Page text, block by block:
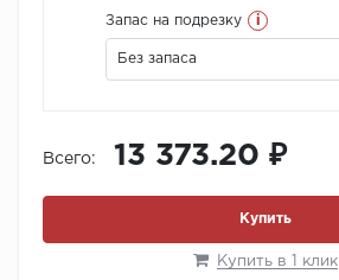
Запас на подрезку i
Без запаса
Всего: 13 373.20 ₽
Купить
Купить в 1 клик